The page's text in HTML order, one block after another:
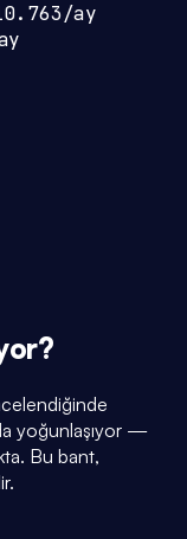
/ay
?
yoğunlaşıyor —
Bu bant,